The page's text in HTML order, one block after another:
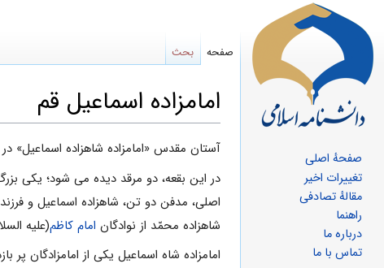
امامزاده اسماعیل قم
پرش
به
ناوبری
پرش
به
جستجو
آستان مقدس «امامزاده شاهزاده اسماعیل» در فاصله تقریبی ۵۱
در این بقعه، دو مرقد دیده مى‏ شود؛ یکى
اصلى، مدفن دو تن، شاهزاده اسماعیل و
شاهزاده محمّد از نوادگان امام کاظم(علیه
امامزاده شاه اسماعیل یکی از امامزادگان
صفحه بحث
صفحهٔ اصلی
تغییرات اخیر
مقالهٔ تصادفی
راهنما
درباره ما
تماس با ما